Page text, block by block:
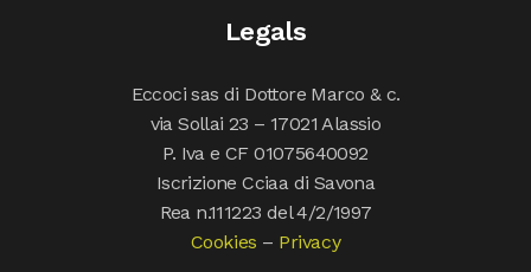
Legals
Eccoci sas di Dottore Marco & c.
via Sollai 23 – 17021 Alassio
P. Iva e CF 01075640092
Iscrizione Cciaa di Savona
Rea n.111223 del 4/2/1997
Cookies – Privacy